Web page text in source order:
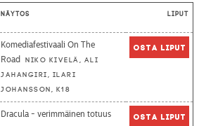
Näytös Liput
Komediafestivaali On The
Road
Niko Kivelä, Ali
Jahangiri, Ilari
Johansson, K18
Osta liput
Dracula - verimmäinen totuus Osta liput